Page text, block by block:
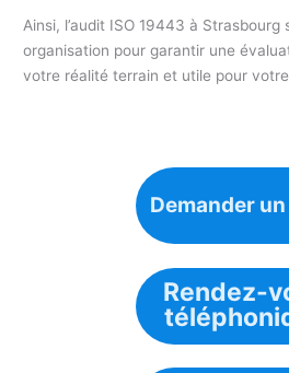
Ainsi, l’audit ISO 19443 à Strasbourg
organisation pour garantir une
votre réalité terrain et utile pour
Demander
Rendez-